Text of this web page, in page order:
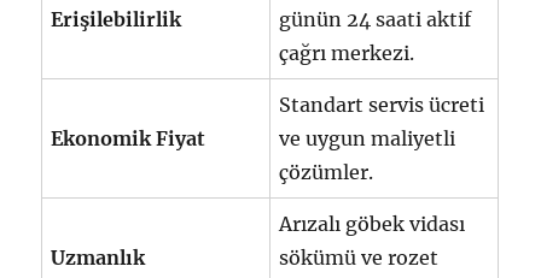
Erişilebilirlik
günün 24 saati aktif
çağrı merkezi.
Ekonomik Fiyat
Standart servis ücreti
ve uygun maliyetli
çözümler.
Uzmanlık
Arızalı göbek vidası
sökümü ve rozet